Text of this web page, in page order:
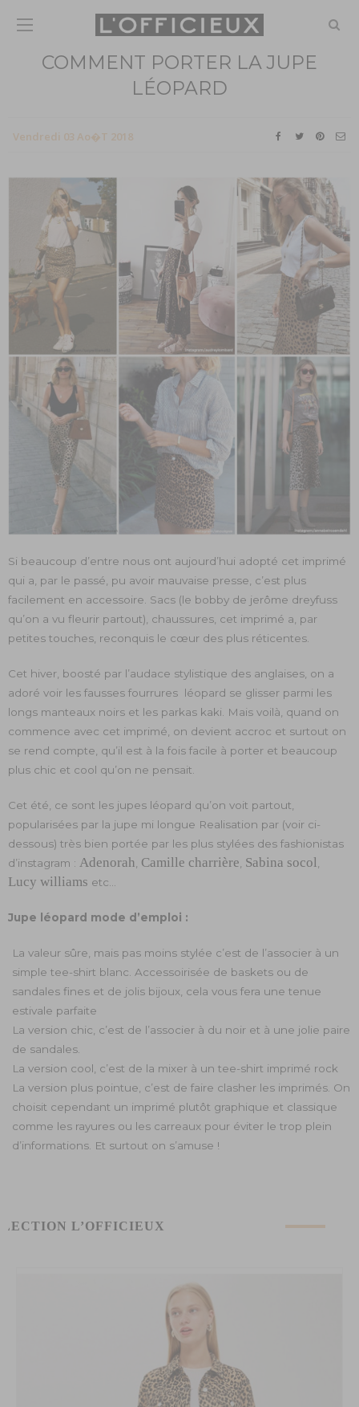
COMMENT PORTER LA JUPE
LÉOPARD
Vendredi 03 Ao�t 2018
Si beaucoup d’entre nous ont aujourd’hui adopté cet imprimé
qui a, par le passé, pu avoir mauvaise presse, c’est plus
facilement en accessoire. Sacs (le bobby de jerôme dreyfuss
qu’on a vu fleurir partout), chaussures, cet imprimé a, par
petites touches, reconquis le cœur des plus réticentes.
Cet hiver, boosté par l’audace stylistique des anglaises, on a
adoré voir les fausses fourrures léopard se glisser parmi les
longs manteaux noirs et les parkas kaki. Mais voilà, quand on
commence avec cet imprimé, on devient accroc et surtout on
se rend compte, qu’il est à la fois facile à porter et beaucoup
plus chic et cool qu’on ne pensait.
Cet été, ce sont les jupes léopard qu’on voit partout,
popularisées par la jupe mi longue Realisation par (voir ci-
dessous) très bien portée par les plus stylées des fashionistas
d’instagram : Adenorah Camille charrière Sabina socol
Lucy williams etc…
Jupe léopard mode d’emploi :
La valeur sûre, mais pas moins stylée c’est de l’associer à un
simple tee-shirt blanc. Accessoirisée de baskets ou de
sandales fines et de jolis bijoux, cela vous fera une tenue
estivale parfaite
La version chic, c’est de l’associer à du noir et à une jolie paire
de sandales.
La version cool, c’est de la mixer à un tee-shirt imprimé rock
La version plus pointue, c’est de faire clasher les imprimés. On
choisit cependant un imprimé plutôt graphique et classique
comme les rayures ou les carreaux pour éviter le trop plein
d’informations. Et surtout on s’amuse !
L’OFFICIEUX